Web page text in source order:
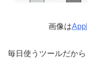
画像は
毎日使うツールだか